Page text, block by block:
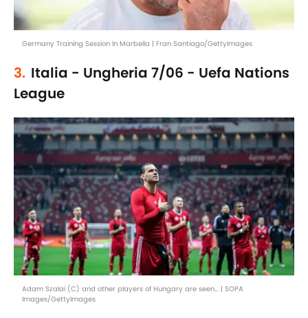
Germany Training Session In Marbella | Fran Santiago/GettyImages
3. Italia - Ungheria 7/06 - Uefa Nations
League
Adam Szalai (C) and other players of Hungary are seen... | SOPA
Images/GettyImages